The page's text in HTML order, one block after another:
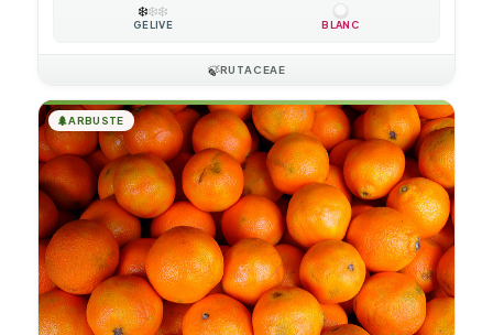
❄️❄️❄️
GÉLIVE BLANC
🍃RUTACEAE
🌲ARBUSTE